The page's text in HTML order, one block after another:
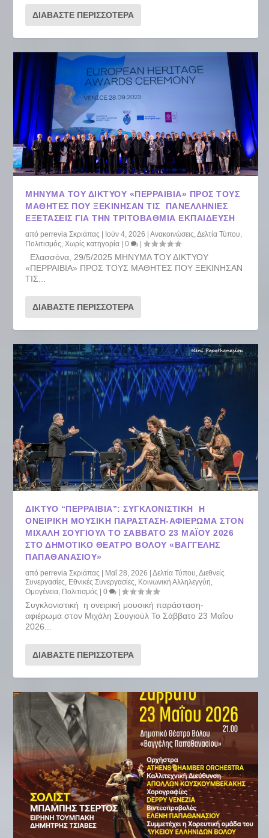
ΔΙΑΒΆΣΤΕ ΠΕΡΙΣΣΌΤΕΡΑ
ΜΗΝΥΜΑ ΤΟΥ ΔΙΚΤΥΟΥ «ΠΕΡΡΑΙΒΙΑ» ΠΡΟΣ ΤΟΥΣ
ΜΑΘΗΤΕΣ ΠΟΥ ΞΕΚΙΝΗΣΑΝ ΤΙΣ ΠΑΝΕΛΛΗΝΙΕΣ
ΕΞΕΤΑΣΕΙΣ ΓΙΑ ΤΗΝ ΤΡΙΤΟΒΑΘΜΙΑ ΕΚΠΑΙΔΕΥΣΗ
απόperrevia Σκριάπας | Ιούν 4, 2026 |Ανακοινώσεις,Δελτία Τύπου,
Πολιτισμός,Χωρίς κατηγορία |0 |
Ελασσόνα, 29/5/2025 ΜΗΝΥΜΑ ΤΟΥ ΔΙΚΤΥΟΥ
«ΠΕΡΡΑΙΒΙΑ» ΠΡΟΣ ΤΟΥΣ ΜΑΘΗΤΕΣ ΠΟΥ ΞΕΚΙΝΗΣΑΝ
ΤΙΣ...
ΔΙΑΒΆΣΤΕ ΠΕΡΙΣΣΌΤΕΡΑ
ΔΊΚΤΥΟ “ΠΕΡΡΑΙΒΊΑ”: ΣΥΓΚΛΟΝΙΣΤΙΚΉ Η
ΟΝΕΙΡΙΚΉ ΜΟΥΣΙΚΉ ΠΑΡΆΣΤΑΣΗ-ΑΦΙΈΡΩΜΑ ΣΤΟΝ
ΜΙΧΆΛΗ ΣΟΥΓΙΟΎΛ ΤΟ ΣΆΒΒΑΤΟ 23 ΜΑΪ́ΟΥ 2026
ΣΤΟ ΔΗΜΟΤΙΚΌ ΘΈΑΤΡΟ ΒΌΛΟΥ «ΒΑΓΓΈΛΗΣ
ΠΑΠΑΘΑΝΑΣΊΟΥ»
απόperrevia Σκριάπας Μαΐ 28, 2026 |Δελτία Τύπου,Διεθνείς
Συνεργασίες, Εθνικές Συνεργασίες, Κοινωνική Αλληλεγγύη,
Ομογένεια, Πολιτισμός |0 |
Συγκλονιστική η ονειρική μουσική παράσταση-
αφιέρωμα στον Μιχάλη Σουγιούλ Το Σάββατο 23 Μαΐου
2026...
ΔΙΑΒΆΣΤΕ ΠΕΡΙΣΣΌΤΕΡΑ